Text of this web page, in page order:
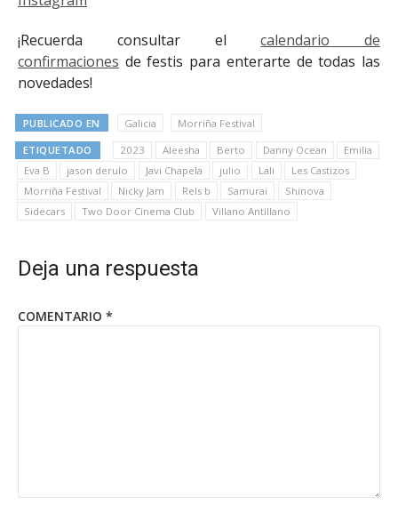
¡Recuerda consultar elcalendario de
confirmaciones de festis para enterarte de todas las
novedades!
PUBLICADO EN Galicia Morriña Festival
ETIQUETADO 2023 Aleesha Berto Danny Ocean
Emilia
Eva B
jason derulo Javi Chapela julio Lali
Les Castizos
Morriña Festival
Nicky Jam Rels b Samuraï
Shinova
Sidecars
Two Door Cinema Club Villano Antillano
Deja una respuesta
COMENTARIO *